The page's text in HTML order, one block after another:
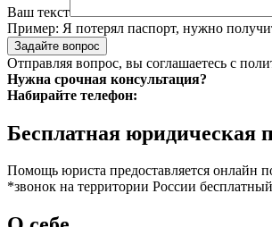
Ваш текст
Пример: Я потерял паспорт, нужно
Задайте вопрос
Отправляя вопрос, вы соглашаетесь с
Нужна срочная консультация?
Набирайте телефон:
Бесплатная юридическая
Помощь юриста предоставляется онлайн
*звонок на территории России бесплатный